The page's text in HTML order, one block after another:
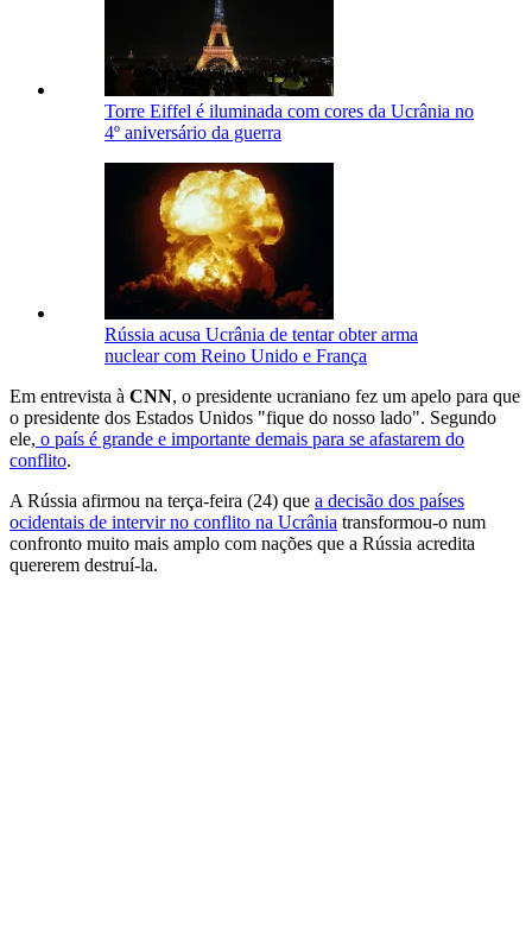
Torre Eiffel é iluminada com cores da Ucrânia no
4º aniversário da guerra
Rússia acusa Ucrânia de tentar obter arma
nuclear com Reino Unido e França
Em entrevista à CNN, o presidente ucraniano fez um apelo para que
o presidente dos Estados Unidos "fique do nosso lado". Segundo
ele, o país é grande e importante demais para se afastarem do
conflito.
A Rússia afirmou na terça-feira (24) que a decisão dos países
ocidentais de intervir no conflito na Ucrânia transformou-o num
confronto muito mais amplo com nações que a Rússia acredita
quererem destruí-la.